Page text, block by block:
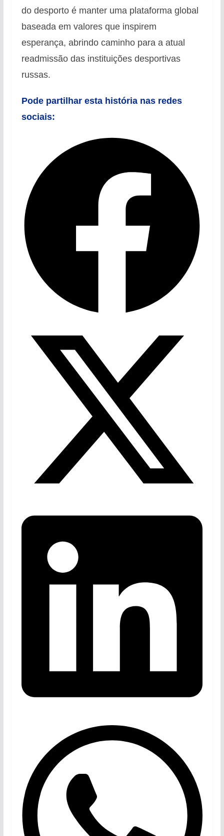
do desporto é manter uma plataforma global
baseada em valores que inspirem
esperança, abrindo caminho para a atual
readmissão das instituições desportivas
russas.
Pode partilhar esta história nas redes
sociais: